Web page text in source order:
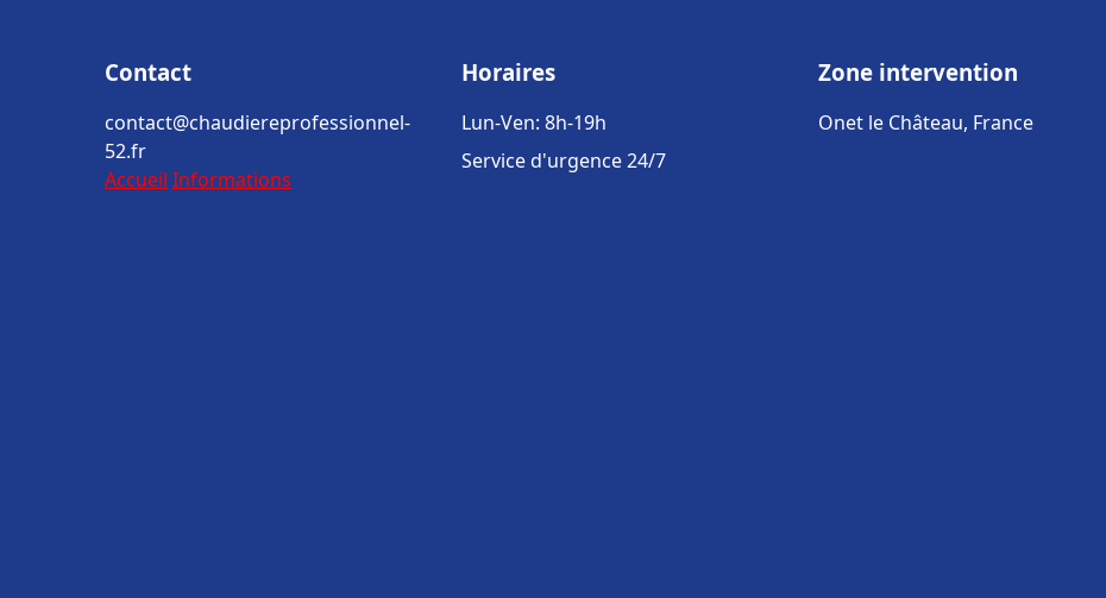
Contact
contact@chaudiereprofessionnel-
52.fr
Accueil Informations
Horaires
Lun-Ven: 8h-19h
Service d'urgence 24/7
Zone intervention
Onet le Château, France